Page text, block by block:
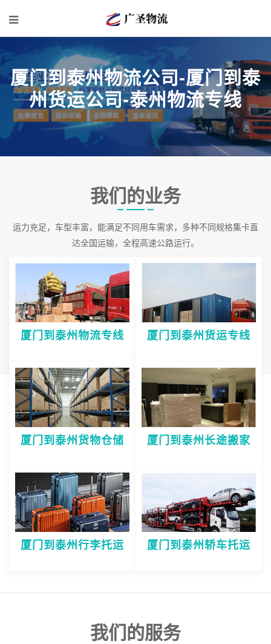
厦门到泰州物流公司-厦门到泰
州货运公司-泰州物流专线
我们的业务
运力充足，车型丰富，能满足不同用车需求，多种不同规格集卡直
达全国运输，全程高速公路运行。
厦门到泰州物流专线 厦门到泰州货运专线
厦门到泰州货物仓储 厦门到泰州长途搬家
厦门到泰州行李托运 厦门到泰州轿车托运
我们的服务